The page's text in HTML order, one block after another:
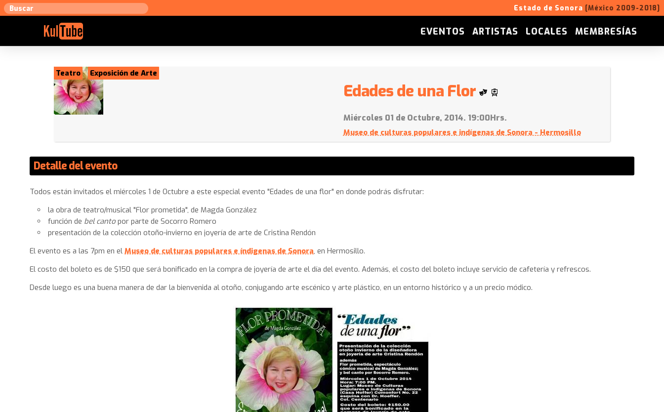
Estado de Sonora [México 2009-2018]
MEMBRESÍAS
LOCALES
ARTISTAS
EVENTOS
Teatro Exposición de Arte
Edades de una Flor
Miércoles 01 de Octubre, 2014. 19:00Hrs.
Museo de culturas populares e indígenas de Sonora - Hermosillo
Detalle del evento
Todos están invitados el miércoles 1 de Octubre a este especial evento "Edades de una flor" en donde podrás disfrutar:
la obra de teatro/musical "Flor prometida", de Magda González
función de bel canto por parte de Socorro Romero
presentación de la colección otoño-invierno en joyería de arte de Cristina Rendón
El evento es a las 7pm en el Museo de culturas populares e índigenas de Sonora, en Hermosillo.
El costo del boleto es de $150 que será bonificado en la compra de joyería de arte el día del evento. Además, el costo del boleto incluye servicio de cafetería y refrescos.
Desde luego es una buena manera de dar la bienvenida al otoño, conjugando arte escénico y arte plástico, en un entorno histórico y a un precio módico.